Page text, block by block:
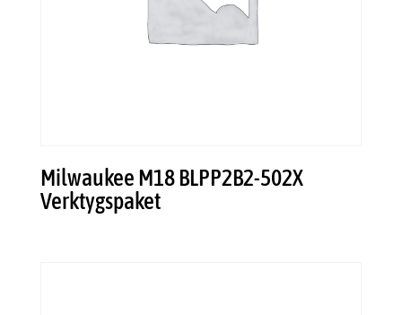
Milwaukee M18 BLPP2B2-502X
Verktygspaket